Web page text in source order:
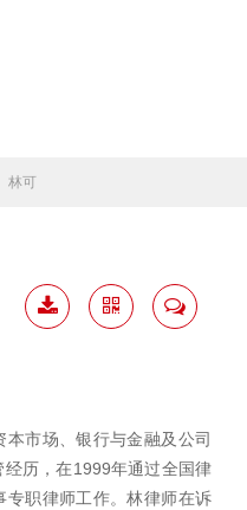
林可
市场、银行与金融及公司
历，在1999年通过全国律
专职律师工作。林律师在诉